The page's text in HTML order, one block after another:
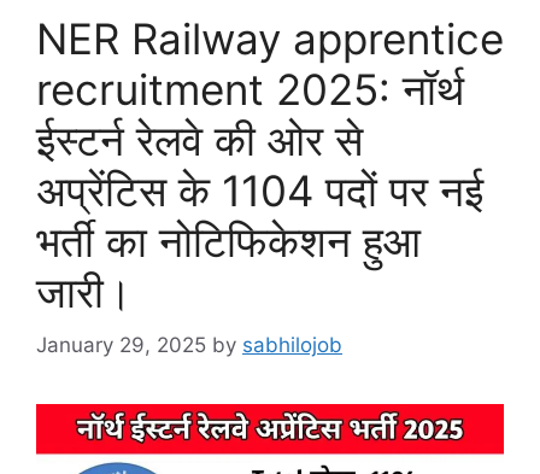
NER Railway apprentice
recruitment 2025: नॉर्थ
ईस्टर्न रेलवे की ओर से
अप्रेंटिस के 1104 पदों पर नई
भर्ती का नोटिफिकेशन हुआ
जारी।
January 29, 2025 by sabhilojob